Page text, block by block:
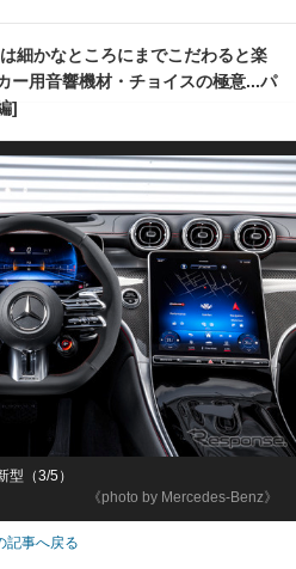
細かなところにまでこだわると楽
ー用音響機材・チョイスの極意...パ
]
《photo by Mercedes-Benz》
型（3/5）
記事へ戻る